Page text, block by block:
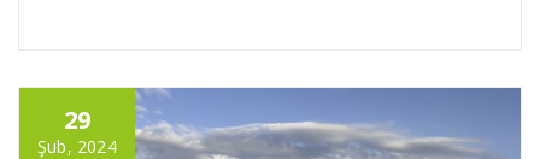
29
Şub, 2024